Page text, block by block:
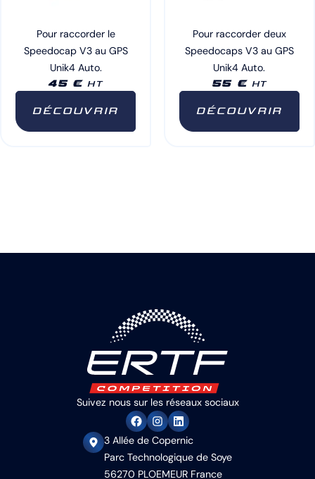
Pour raccorder le
Speedocap V3 au GPS
Unik4 Auto.
45 €HT
DÉCOUVRIR
Pour raccorder deux
Speedocaps V3 au GPS
Unik4 Auto.
55 € HT
DÉCOUVRIR
Suivez nous sur les réseaux sociaux
3 Allée de Copernic
Parc Technologique de Soye
56270 PLOEMEUR France